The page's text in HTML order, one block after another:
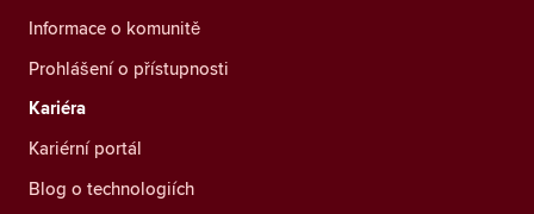
Informace o komunitě
Prohlášení o přístupnosti
Kariéra
Kariérní portál
Blog o technologiích